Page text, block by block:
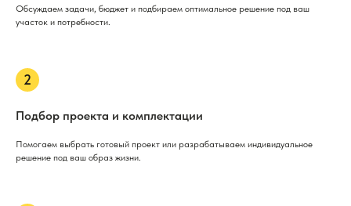
Обсуждаем задачи, бюджет и подбираем оптимальное решение под ваш
участок и потребности.
Подбор проекта и комплектации
Помогаем выбрать готовый проект или разрабатываем индивидуальное
решение под ваш образ жизни.